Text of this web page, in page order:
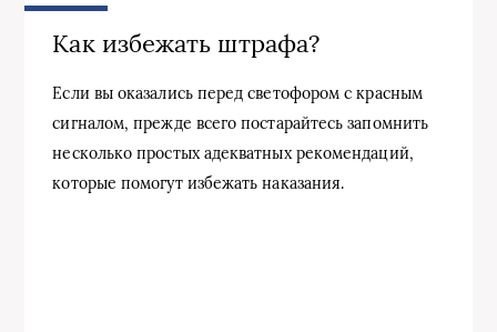
Как избежать штрафа?
Если вы оказались перед светофором с красным
сигналом, прежде всего постарайтесь запомнить
несколько простых адекватных рекомендаций,
которые помогут избежать наказания.